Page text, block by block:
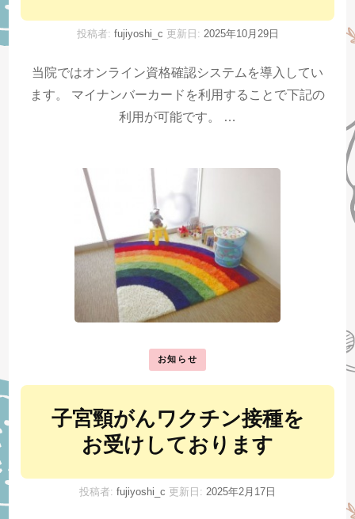
投稿者: fujiyoshi_c 更新日: 2025年10月29日
当院ではオンライン資格確認システムを導入してい
ます。 マイナンバーカードを利用することで下記の
利用が可能です。 …
お知らせ
子宮頸がんワクチン接種を
お受けしております
投稿者: fujiyoshi_c 更新日: 2025年2月17日